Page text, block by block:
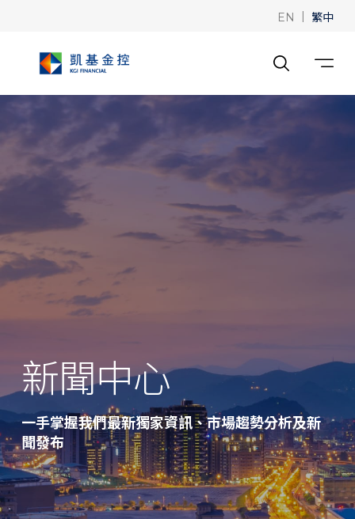
EN | 繁中
新聞中心
一手掌握我們最新獨家資訊、市場趨勢分析及新
聞發布